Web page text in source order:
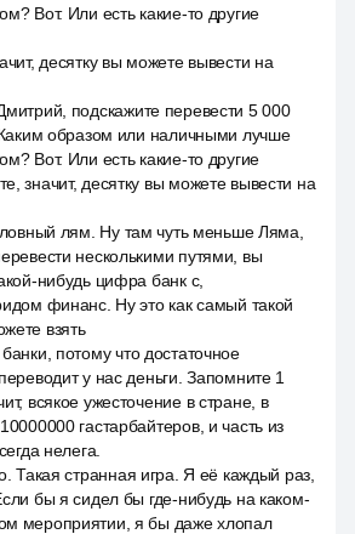
Вот. Или есть какие-то другие
десятку вы можете вывести на
подскажите перевести 5 000
образом или наличными лучше
Вот. Или есть какие-то другие
значит, десятку вы можете вывести на
лям. Ну там чуть меньше Ляма,
несколькими путями, вы
нибудь цифра банк с,
финанс. Ну это как самый такой
взять
потому что достаточное
у нас деньги. Запомните 1
всякое ужесточение в стране, в
гастарбайтеров, и часть из
нелега.
Такая странная игра. Я её каждый раз,
бы я сидел бы где-нибудь на каком-
мероприятии, я бы даже хлопал